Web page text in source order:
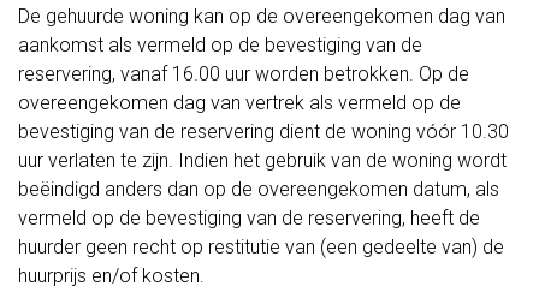
De gehuurde woning kan op de overeengekomen dag van
aankomst als vermeld op de bevestiging van de
reservering, vanaf 16.00 uur worden betrokken. Op de
overeengekomen dag van vertrek als vermeld op de
bevestiging van de reservering dient de woning vóór 10.30
uur verlaten te zijn. Indien het gebruik van de woning wordt
beëindigd anders dan op de overeengekomen datum, als
vermeld op de bevestiging van de reservering, heeft de
huurder geen recht op restitutie van (een gedeelte van) de
huurprijs en/of kosten.